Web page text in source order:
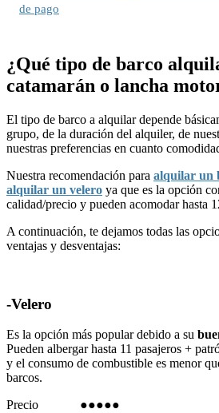
de pago
¿Qué tipo de barco
catamarán o lancha
El tipo de barco a alquilar depende
grupo, de la duración del alquiler, de
nuestras preferencias en cuanto
Nuestra recomendación para alquilar un
alquilar un velero ya que es la opción
calidad/precio y pueden acomodar hasta
A continuación, te dejamos todas las
ventajas y desventajas:
-Velero
Es la opción más popular debido a su
Pueden albergar hasta 11 pasajeros +
y el consumo de combustible es menor
barcos.
Precio ●●●●●